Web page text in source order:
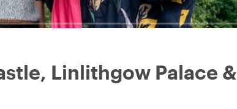
Linlithgow Palace &